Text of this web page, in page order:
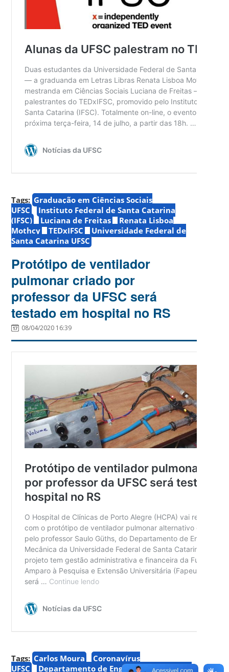
Tags: Graduação em Ciências Sociais
UFSC
Instituto Federal de Santa Catarina
(IFSC)
Luciana de Freitas
Renata Lisboa
Mothcy
TEDxIFSC
Universidade Federal de
Santa Catarina UFSC
Protótipo de ventilador
pulmonar criado por
professor da UFSC será
testado em hospital no RS
08/04/2020 16:39
Tags: Carlos Moura
Coronavírus
UFSC
Departamento de Engenharia Mecânica